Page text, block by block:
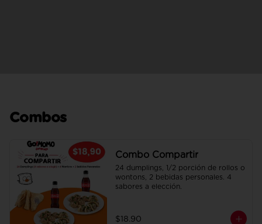
Combos
Combo Compartir
24 dumplings, 1/2 porción de rollos o
wontons, 2 bebidas personales. 4
sabores a elección.
$18.90